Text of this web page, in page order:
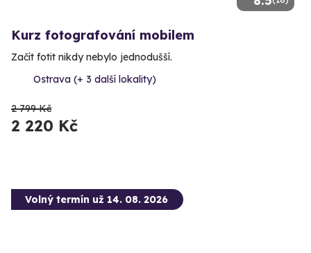
Kurz fotografování mobilem
Začít fotit nikdy nebylo jednodušší.
Ostrava (+ 3 další lokality)
2 799 Kč
2 220 Kč
Volný termín už 14. 08. 2026